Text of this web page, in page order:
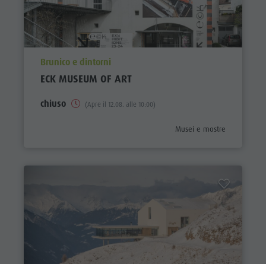
aria.poi_location_prefix
Brunico e dintorni
ECK MUSEUM OF ART
chiuso (Apre il 12.08. alle 10:00)
aria.poi_category_prefix
Musei e mostre